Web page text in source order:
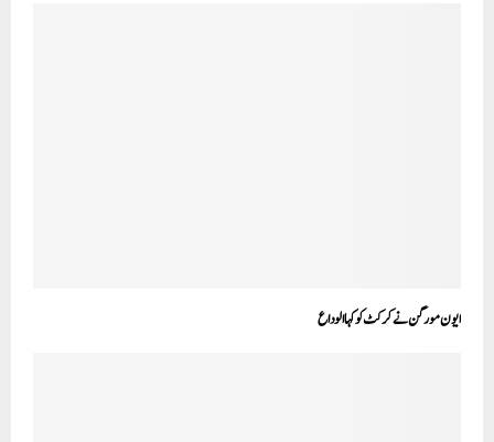
ایون مورگن نے کرکٹ کو کہا الوداع